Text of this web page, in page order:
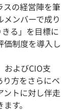
の経営陣を筆
ンバーで成り
る」を目標に
価制度を導入し
およびCIO支
方をさらにベ
ントに対し伴走
す。